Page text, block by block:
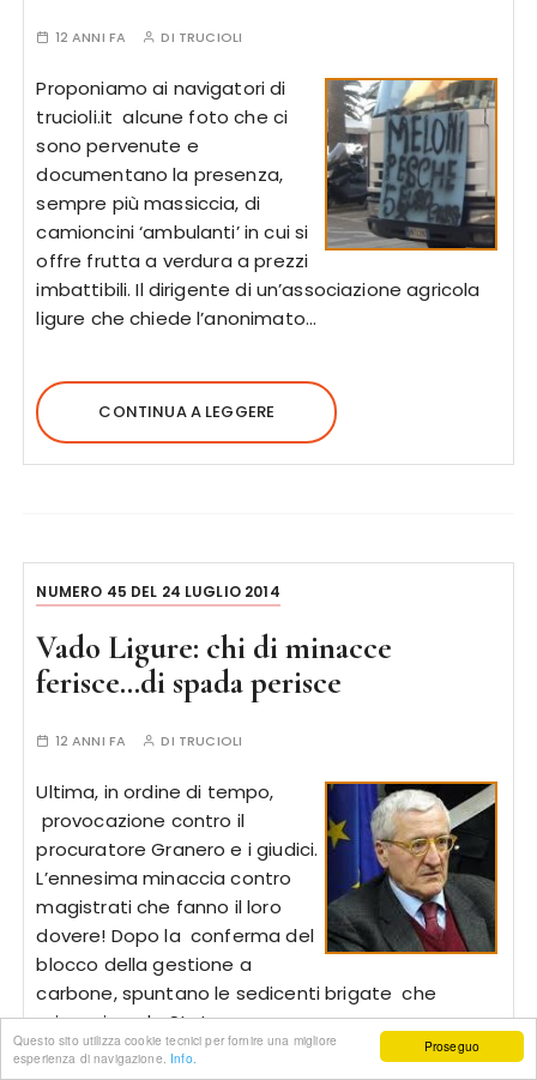
Proseguo
Questo sito utilizza cookie tecnici per fornire una migliore
esperienza di navigazione. Info.
12 ANNI FA DI TRUCIOLI
Proponiamo ai navigatori di
trucioli.it alcune foto che ci
sono pervenute e
documentano la presenza,
sempre più massiccia, di
camioncini ‘ambulanti’ in cui si
offre frutta a verdura a prezzi
imbattibili. Il dirigente di un’associazione agricola
ligure che chiede l’anonimato…
CONTINUA A LEGGERE
NUMERO 45 DEL 24 LUGLIO 2014
Vado Ligure: chi di minacce
ferisce…di spada perisce
12 ANNI FA DI TRUCIOLI
Ultima, in ordine di tempo,
provocazione contro il
procuratore Granero e i giudici.
L’ennesima minaccia contro
magistrati che fanno il loro
dovere! Dopo la conferma del
blocco della gestione a
carbone, spuntano le sedicenti brigate che
minacciano lo Stato per…